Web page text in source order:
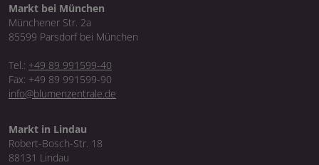
Markt bei München
Münchener Str. 2a
85599 Parsdorf bei München
Tel.: +49 89 991599-40
Fax: +49 89 991599-90
info@blumenzentrale.de
Markt in Lindau
Robert-Bosch-Str. 18
88131 Lindau